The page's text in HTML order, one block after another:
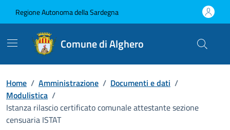
Regione Autonoma della Sardegna
Comune di Alghero
Home / Amministrazione / Documenti e dati /
Modulistica /
Istanza rilascio certificato comunale attestante sezione
censuaria ISTAT